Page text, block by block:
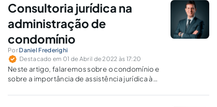
Consultoria jurídica na
administração de
condomínio
Por Daniel Frederighi
Destacado em 01 de Abril de 2022 às 17:20
Neste artigo, falaremos sobre o condomínio e
sobre a importância de assistência jurídica à
e imóveis.